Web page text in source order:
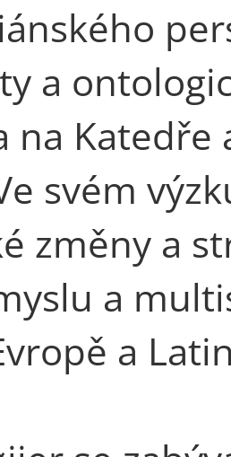
a
na
svém
změny a
a
a